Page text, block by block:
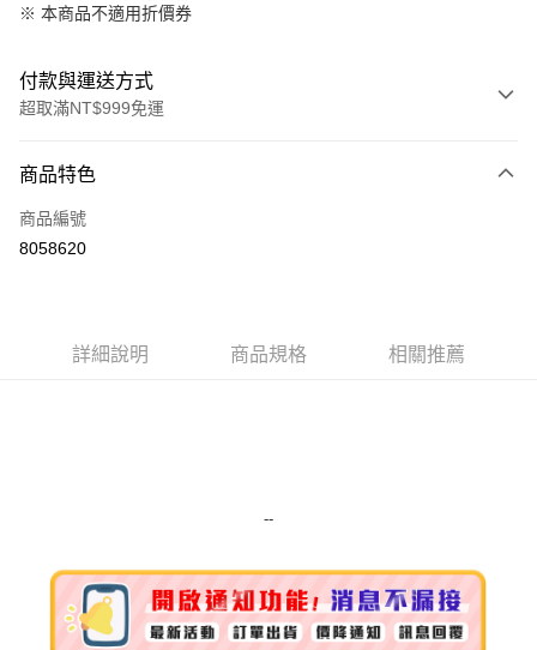
※ 本商品不適用折價券
付款與運送方式
超取滿NT$999免運
信用卡一次付款
超商取貨付款
街口支付
全家取貨付款
每筆NT$80，滿NT$999(含以上)免運費
商品特色
商品編號
8058620
詳細說明 商品規格 相關推薦
--